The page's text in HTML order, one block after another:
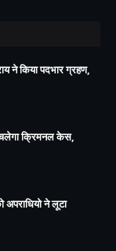
ने किया पदभार ग्रहण,
चलेगा क्रिमनल केस,
ने लूटा